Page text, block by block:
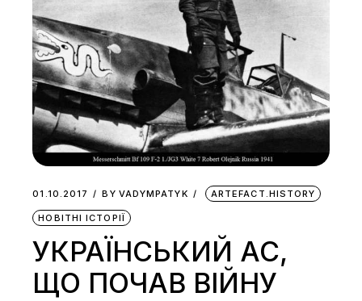
01.10.2017 BY VADYMPATYK ARTEFACT.HISTORY
НОВІТНІ ІСТОРІЇ
УКРАЇНСЬКИЙ АС,
ЩО ПОЧАВ ВІЙНУ